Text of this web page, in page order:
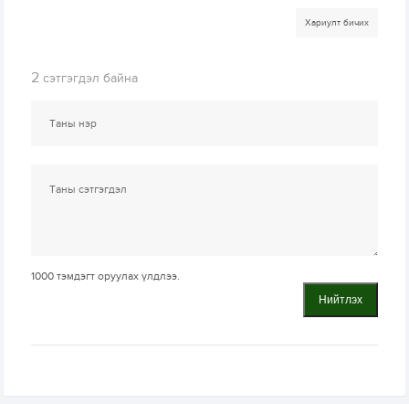
Хариулт бичих
2 сэтгэгдэл байна
1000 тэмдэгт оруулах үлдлээ.
Нийтлэх